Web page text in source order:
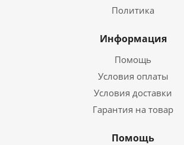
Политика
Информация
Помощь
Условия оплаты
Условия доставки
Гарантия на товар
Помощь